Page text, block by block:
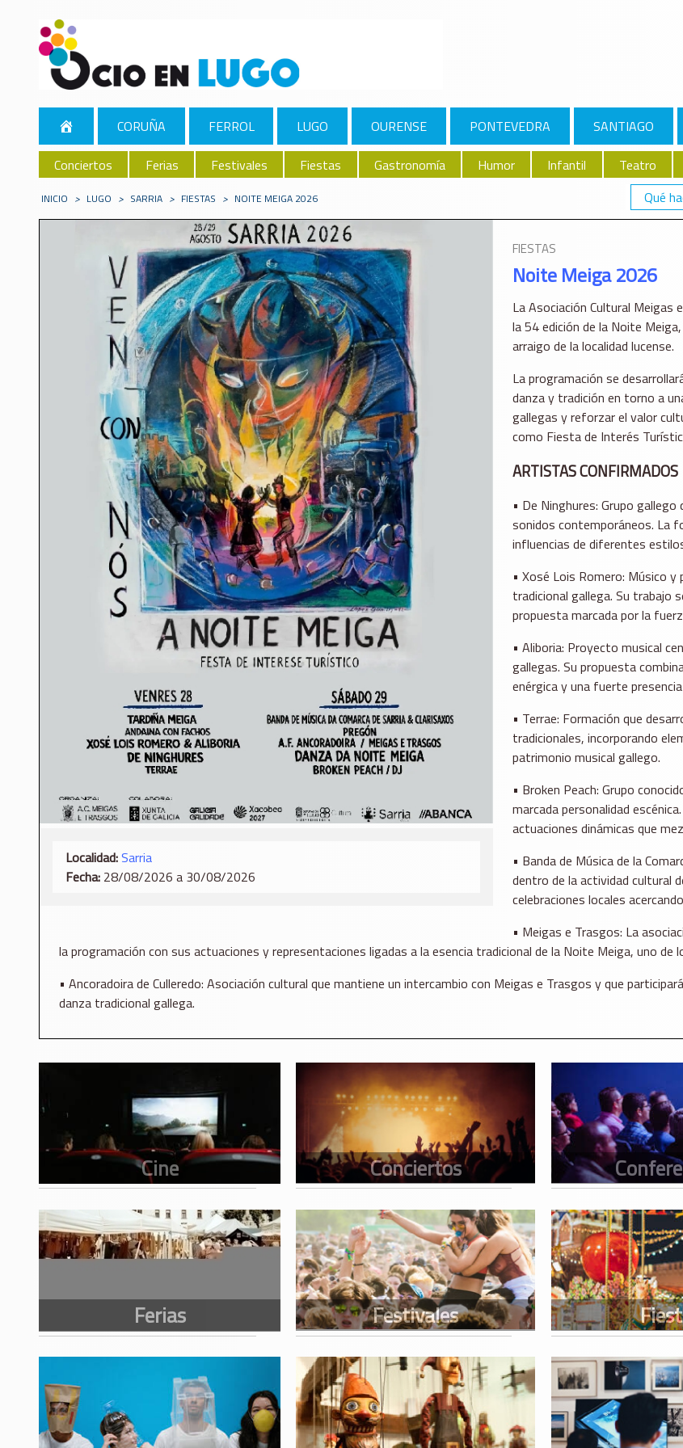
CORUÑA FERROL LUGO OURENSE PONTEVEDRA SANTIAGO
Conciertos
Ferias Festivales Fiestas Gastronomía Humor Infantil
Teatro
Qué
INICIO > LUGO > SARRIA > FIESTAS > NOITE MEIGA 2026
Localidad:Sarria
Fecha: 28/08/2026 a 30/08/2026
FIESTAS
Noite Meiga 2026
La Asociación Cultural
la 54 edición de la Noite
arraigo de la localidad lucense.
La programación se
danza y tradición en torno a
gallegas y reforzar el valor
como Fiesta de Interés
ARTISTAS CONFIRMADOS
• De Ninghures: Grupo
sonidos contemporáneos. La
influencias de diferentes
• Xosé Lois Romero: Músico
tradicional gallega. Su trabajo
propuesta marcada por la
• Aliboria: Proyecto musical
gallegas. Su propuesta
enérgica y una fuerte
• Terrae: Formación que
tradicionales, incorporando
patrimonio musical gallego.
• Broken Peach: Grupo
marcada personalidad
actuaciones dinámicas que
• Banda de Música de la
dentro de la actividad cultural
celebraciones locales
• Meigas e Trasgos: La
la programación con sus actuaciones y representaciones ligadas a la esencia tradicional de la Noite Meiga, uno
• Ancoradoira de Culleredo: Asociación cultural que mantiene un intercambio con Meigas e Trasgos y que
danza tradicional gallega.